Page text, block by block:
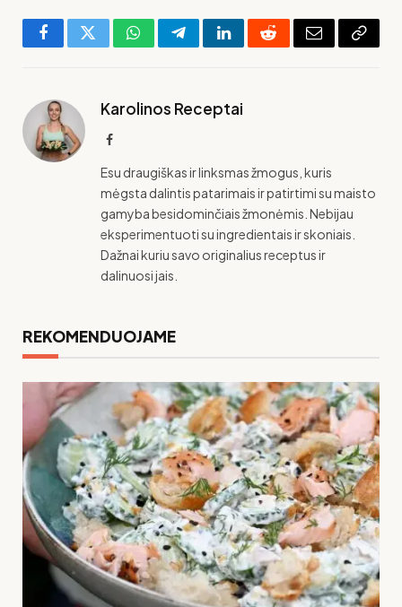
FacebookTwitterWhatsAppTelegramLinkedInRedditEl.
Copy
Karolinos Receptai
Facebook
Esu draugiškas ir linksmas žmogus, kuris
mėgsta dalintis patarimais ir patirtimi su maisto
gamyba besidominčiais žmonėmis. Nebijau
eksperimentuoti su ingredientais ir skoniais.
Dažnai kuriu savo originalius receptus ir
dalinuosi jais.
REKOMENDUOJAME